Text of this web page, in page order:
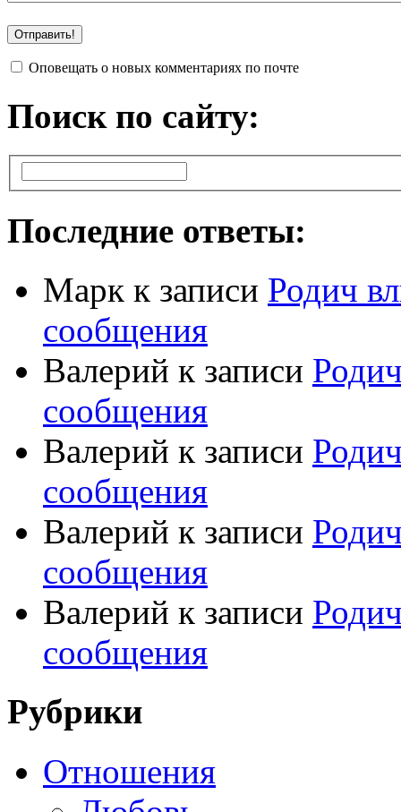
Оповещать о новых комментариях по почте
Поиск по сайту:
Последние ответы:
Марк к записи Родич
сообщения
Валерий к записи
сообщения
Валерий к записи
сообщения
Валерий к записи
сообщения
Валерий к записи
сообщения
Рубрики
Отношения